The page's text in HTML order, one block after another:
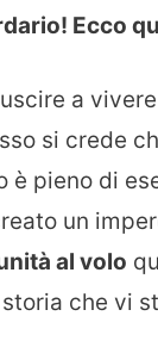
Ecco
a
si crede
è pieno di
un
al volo
che vi